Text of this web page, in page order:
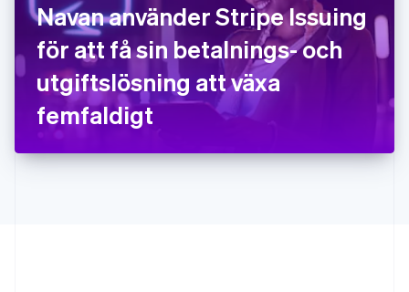
Navan använder Stripe Issuing
för att få sin betalnings- och
utgiftslösning att växa
femfaldigt
Kroatien
EnglishItaliano
Lettland
English
Liechtenstein
DeutschEnglish
Litauen
Luxemburg